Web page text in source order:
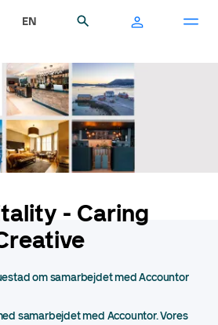
EN
- Caring
om samarbejdet med Accountor
samarbejdet med Accountor. Vores